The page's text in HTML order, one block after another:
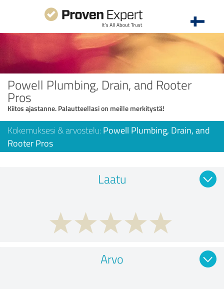
Powell Plumbing, Drain, and Rooter
Pros
Kiitos ajastanne. Palautteellasi on meille merkitystä!
Kokemuksesi & arvostelu: Powell Plumbing, Drain, and
Rooter Pros
Laatu
Arvo